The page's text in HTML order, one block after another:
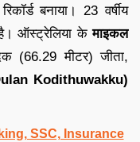
बनाया। 23 वर्षीय
है। ऑस्ट्रेलिया केमाइकल
(66.29 मीटर) जीता,
Kodithuwakku)
SSC, Insurance